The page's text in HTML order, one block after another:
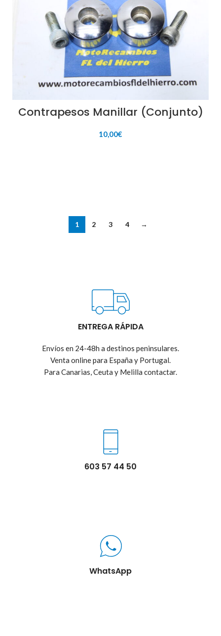
Contrapesos Manillar (Conjunto)
10,00€
1 2 3 4 →
ENTREGA RÁPIDA
Envíos en 24-48h a destinos peninsulares.
Venta online para España y Portugal.
Para Canarias, Ceuta y Melilla contactar.
603 57 44 50
WhatsApp